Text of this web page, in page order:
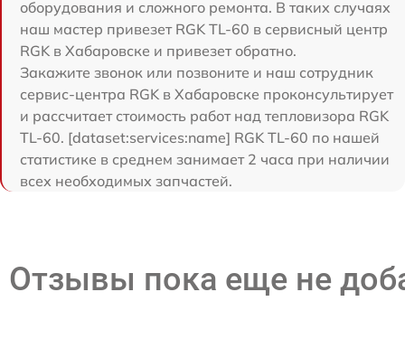
оборудования и сложного ремонта. В таких случаях
наш мастер привезет RGK TL-60 в сервисный центр
RGK в Хабаровске и привезет обратно.
Закажите звонок или позвоните и наш сотрудник
сервис-центра RGK в Хабаровске проконсультирует
и рассчитает стоимость работ над тепловизора RGK
TL-60. [dataset:services:name] RGK TL-60 по нашей
статистике в среднем занимает 2 часа при наличии
всех необходимых запчастей.
Отзывы пока еще не